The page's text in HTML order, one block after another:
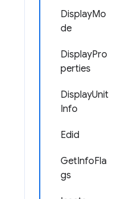
DisplayMo
de
DisplayPro
perties
DisplayUnit
Info
Edid
GetInfoFla
gs